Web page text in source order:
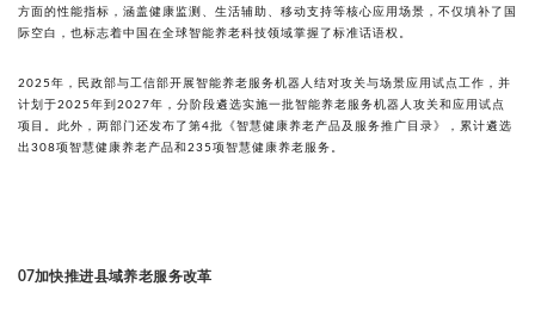
方面的性能指标，涵盖健康监测、生活辅助、移动支持等核心应用场景，不仅填补了国
际空白，也标志着中国在全球智能养老科技领域掌握了标准话语权。
2025年，民政部与工信部开展智能养老服务机器人结对攻关与场景应用试点工作，并
计划于2025年到2027年，分阶段遴选实施一批智能养老服务机器人攻关和应用试点
项目。此外，两部门还发布了第4批《智慧健康养老产品及服务推广目录》，累计遴选
出308项智慧健康养老产品和235项智慧健康养老服务。
07加快推进县域养老服务改革